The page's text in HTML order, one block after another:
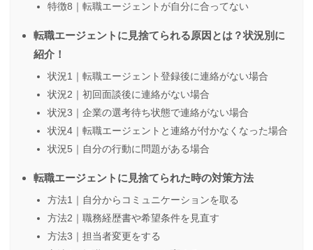
特徴8｜転職エージェントが自分に合ってない
転職エージェントに見捨てられる原因とは？状況別に
紹介！
状況1｜転職エージェント登録後に連絡がない場合
状況2｜初回面談後に連絡がない場合
状況3｜企業の選考待ち状態で連絡がない場合
状況4｜転職エージェントと連絡が付かなくなった場合
状況5｜自分の行動に問題がある場合
転職エージェントに見捨てられた時の対策方法
方法1｜自分からコミュニケーションを取る
方法2｜職務経歴書や希望条件を見直す
方法3｜担当者変更をする